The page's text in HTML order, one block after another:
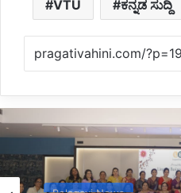
VTU ಕನ್ನಡ ಸುದ್ದಿ
Belagavi News